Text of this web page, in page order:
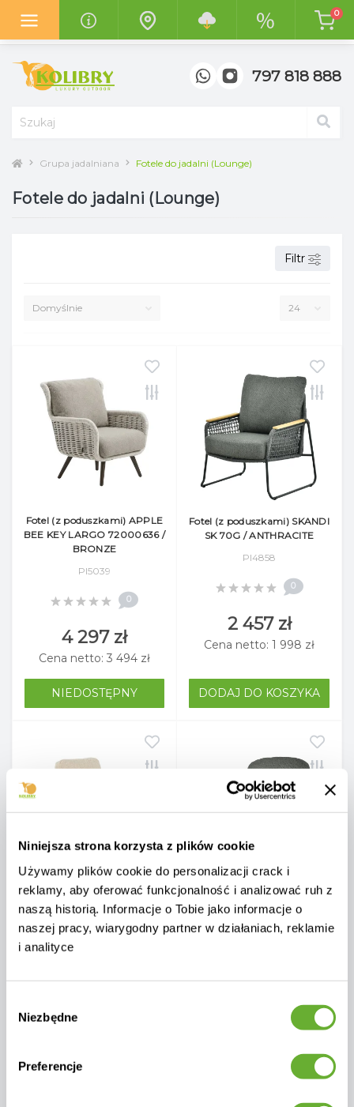
Niniejsza strona korzysta z plików cookie
Używamy plików cookie do personalizacji crack i
reklamy, aby oferować funkcjonalność i analizować ruh z
naszą historią. Informacje o Tobie jako informacje o
naszej pracy, wiarygodny partner w działaniach, reklamie
i analityce
zgody
Niezbędne
Preferencje
Z radością informujemy o otwarciunowego salonu "Kolibry
Garden"
w centrum handlowym "Top Meble" w Poznaniu.
0
797 818 888
Grupa jadalniana Fotele do jadalni (Lounge)
Fotele do jadalni (Lounge)
Filtr
Fotel (z poduszkami) APPLE
BEE KEY LARGO 72000636 /
BRONZE
Pl5039
0
4 297 zł
Cena netto: 3 494 zł
NIEDOSTĘPNY
Fotel (z poduszkami) SKANDI
SK 70G / ANTHRACITE
Pl4858
0
2 457 zł
Cena netto: 1 998 zł
DODAJ DO KOSZYKA
Krzesła obiadowe (Lounge) z
podłokietnikami ( z
poduszkami) APPLE BEE
BORA BORA 72000558
TAUPE / GREY
Cena netto: 2 287 zł
Krzesło do stołu jadalnego (z
poduszkami) SKANDI SK 29G /
ANTHRACITE
2 363 zł
Cena netto: 1 921 zł